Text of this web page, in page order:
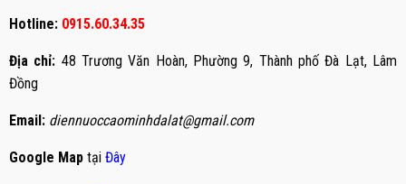
Hotline: 0915.60.34.35
Địa chỉ: 48 Trương Văn Hoàn, Phường 9, Thành phố Đà Lạt, Lâm
Đồng
Email: diennuoccaominhdalat@gmail.com
Google Maptại Đây